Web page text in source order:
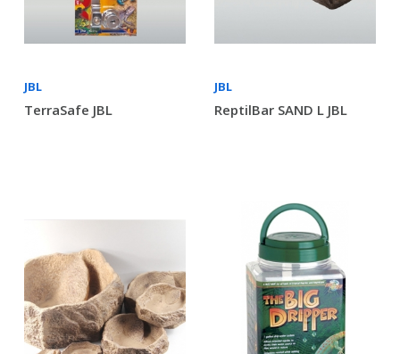
JBL
TerraSafe JBL
JBL
ReptilBar SAND L JBL